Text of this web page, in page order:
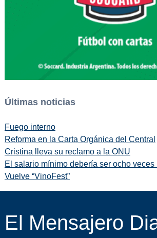
Últimas noticias
Fuego interno
Reforma en la Carta Orgánica del Central
Cristina lleva su reclamo a la ONU
El salario mínimo debería ser ocho veces
Vuelve “VinoFest”
El Mensajero